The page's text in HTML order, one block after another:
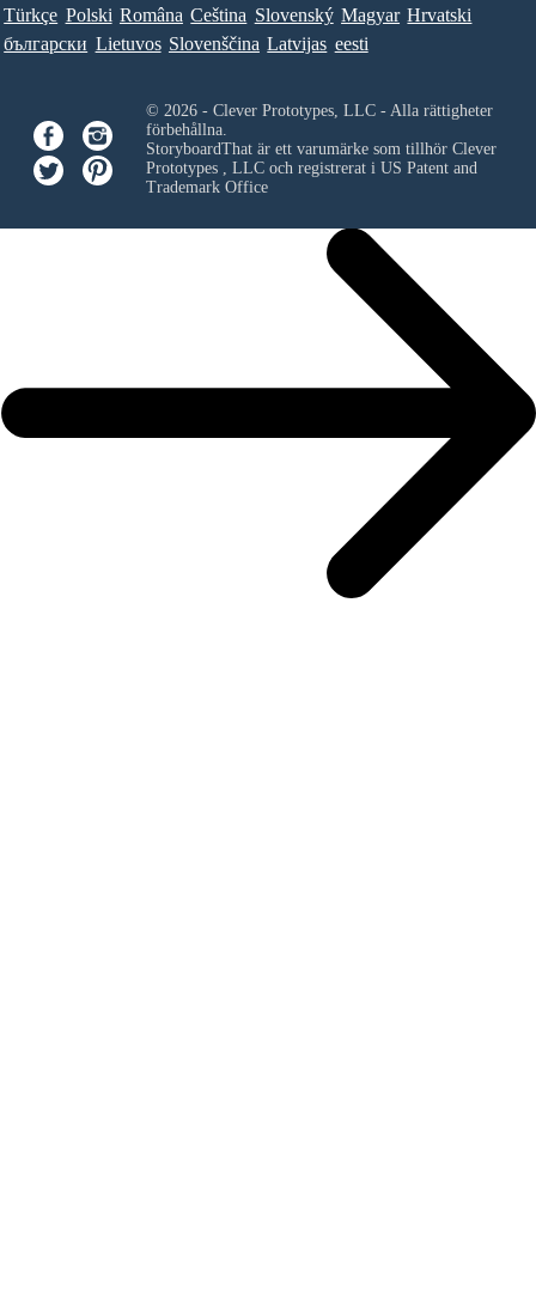
Türkçe Polski Româna Ceština Slovenský Magyar Hrvatski
български Lietuvos Slovenščina Latvijas eesti
© 2026 - Clever Prototypes, LLC - Alla rättigheter
förbehållna.
StoryboardThat är ett varumärke som tillhör Clever
Prototypes , LLCoch registrerat i US Patent and
Trademark Office